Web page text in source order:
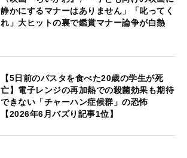
静かにするマナーはありません」「叱ってく
れ」大ヒットの裏で鑑賞マナー論争が白熱
【5日前のパスタを食べた20歳の学生が死
亡】電子レンジの再加熱での殺菌効果も期待
できない「チャーハン症候群」の恐怖
【2026年6月バズり記事1位】